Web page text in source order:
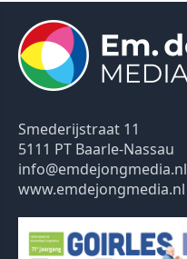
Smederijstraat 11
5111 PT Baarle-Nassau
info@emdejongmedia.nl
www.emdejongmedia.nl